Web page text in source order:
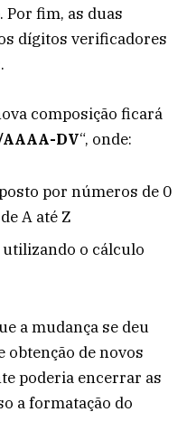
Por fim, as duas
dígitos verificadores
composição ficará
DV“, onde:
por números de 0
A até Z
o cálculo
a mudança se deu
obtenção de novos
poderia encerrar as
a formatação do